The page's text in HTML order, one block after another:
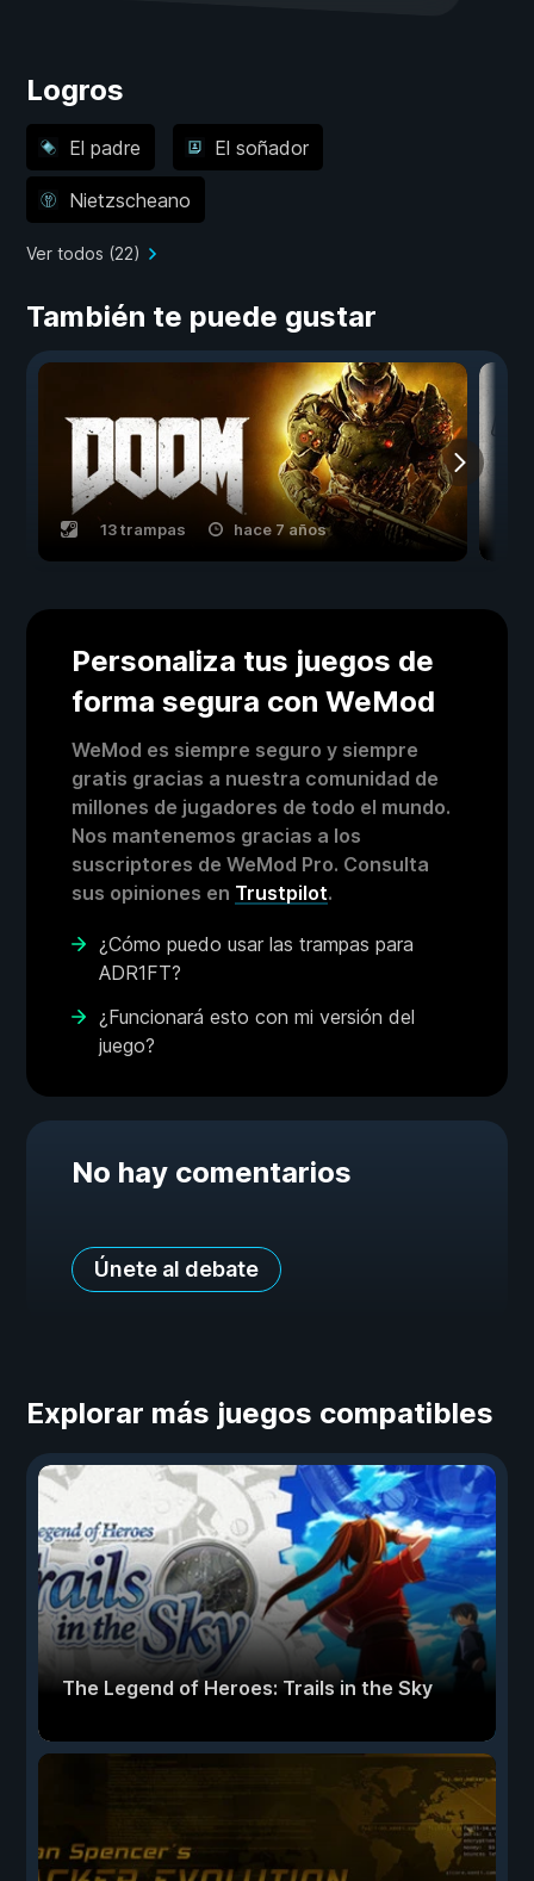
Logros
El padre El soñador
Nietzscheano
Ver todos (22)
También te puede gustar
13 trampas hace 7 años
Personaliza tus juegos de
forma segura con WeMod
WeMod es siempre seguro y siempre
gratis gracias a nuestra comunidad de
millones de jugadores de todo el mundo.
Nos mantenemos gracias a los
suscriptores de WeMod Pro. Consulta
sus opiniones en Trustpilot.
¿Cómo puedo usar las trampas para
ADR1FT?
¿Funcionará esto con mi versión del
juego?
No hay comentarios
Únete al debate
Explorar más juegos compatibles
The Legend of Heroes: Trails in the Sky